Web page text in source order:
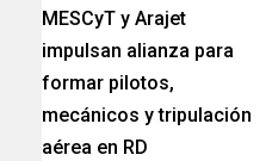
MESCyT y Arajet
impulsan alianza para
formar pilotos,
mecánicos y tripulación
aérea en RD